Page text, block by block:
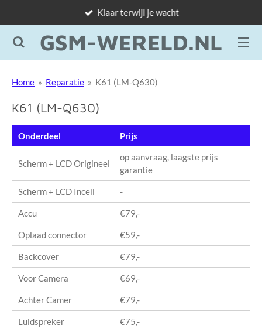
naar
de
GSM-WERELD.NL
Klaar terwijl je wacht
Home » Reparatie » K61 (LM-Q630)
K61 (LM-Q630)
Onderdeel Prijs
Scherm + LCD Origineel
op aanvraag, laagste prijs
garantie
Scherm + LCD Incell -
Accu €79,-
Oplaad connector €59,-
Backcover €79,-
Voor Camera €69,-
Achter Camer €79,-
Luidspreker €75,-